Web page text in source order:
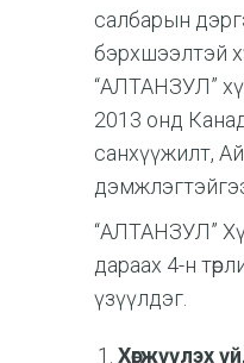
салбарын
бэрхшээлтэй
“АЛТАНЗУЛ”
2013 онд
санхүүжилт,
“АЛТАНЗУЛ”
дараах 4-н
үзүүлдэг.
Хөгжүүлэх